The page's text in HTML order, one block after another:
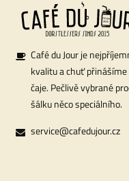
Café du Jour je
kvalitu a chuť
čaje. Pečlivě vybrané
šálku něco speciálního.
service@cafedujour.cz